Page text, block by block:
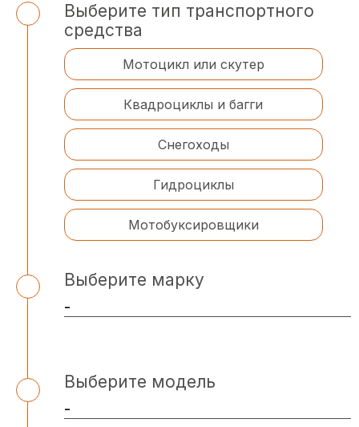
Выберите тип транспортного
средства
Мотоцикл или скутер
Квадроциклы и багги
Снегоходы
Гидроциклы
Мотобуксировщики
Выберите марку
Выберите модель